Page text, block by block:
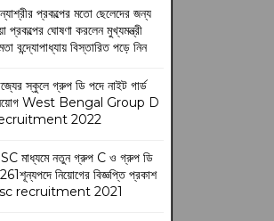
প্রকল্পের মতো ছেলেদের জন্য
প্রকল্পের ঘোষণা করলেন মুখ্যমন্ত্রী
বন্দ্যোপাধ্যায় বিস্তারিত পড়ে নিন
স্কুলে গ্রুপ ডি পদে নাইট গার্ড
West Bengal Group D
2022
মাধ্যমে নতুন গ্রুপ C ও গ্রুপ ডি
নিয়োগের বিজ্ঞপ্তি প্রকাশ
recruitment 2021